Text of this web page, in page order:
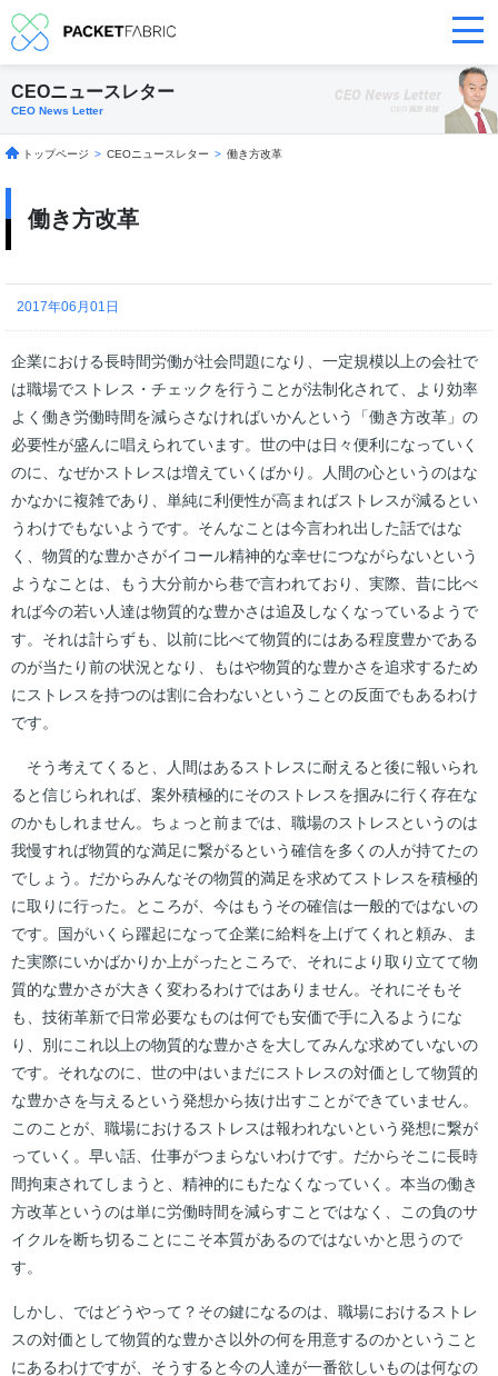
CEOニュースレター
CEO News Letter
トップページ > CEOニュースレター > 働き方改革
働き方改革
2017年06月01日
企業における長時間労働が社会問題になり、一定規模以上の会社で
は職場でストレス・チェックを行うことが法制化されて、より効率
よく働き労働時間を減らさなければいかんという「働き方改革」の
必要性が盛んに唱えられています。世の中は日々便利になっていく
のに、なぜかストレスは増えていくばかり。人間の心というのはな
かなかに複雑であり、単純に利便性が高まればストレスが減るとい
うわけでもないようです。そんなことは今言われ出した話ではな
く、物質的な豊かさがイコール精神的な幸せにつながらないという
ようなことは、もう大分前から巷で言われており、実際、昔に比べ
れば今の若い人達は物質的な豊かさは追及しなくなっているようで
す。それは計らずも、以前に比べて物質的にはある程度豊かである
のが当たり前の状況となり、もはや物質的な豊かさを追求するため
にストレスを持つのは割に合わないということの反面でもあるわけ
です。
そう考えてくると、人間はあるストレスに耐えると後に報いられ
ると信じられれば、案外積極的にそのストレスを掴みに行く存在な
のかもしれません。ちょっと前までは、職場のストレスというのは
我慢すれば物質的な満足に繋がるという確信を多くの人が持てたの
でしょう。だからみんなその物質的満足を求めてストレスを積極的
に取りに行った。ところが、今はもうその確信は一般的ではないの
です。国がいくら躍起になって企業に給料を上げてくれと頼み、ま
た実際にいかばかりか上がったところで、それにより取り立てて物
質的な豊かさが大きく変わるわけではありません。それにそもそ
も、技術革新で日常必要なものは何でも安価で手に入るようにな
り、別にこれ以上の物質的な豊かさを大してみんな求めていないの
です。それなのに、世の中はいまだにストレスの対価として物質的
な豊かさを与えるという発想から抜け出すことができていません。
このことが、職場におけるストレスは報われないという発想に繋が
っていく。早い話、仕事がつまらないわけです。だからそこに長時
間拘束されてしまうと、精神的にもたなくなっていく。本当の働き
方改革というのは単に労働時間を減らすことではなく、この負のサ
イクルを断ち切ることにこそ本質があるのではないかと思うので
す。
しかし、ではどうやって？その鍵になるのは、職場におけるストレ
スの対価として物質的な豊かさ以外の何を用意するのかということ
にあるわけですが、そうすると今の人達が一番欲しいものは何なの